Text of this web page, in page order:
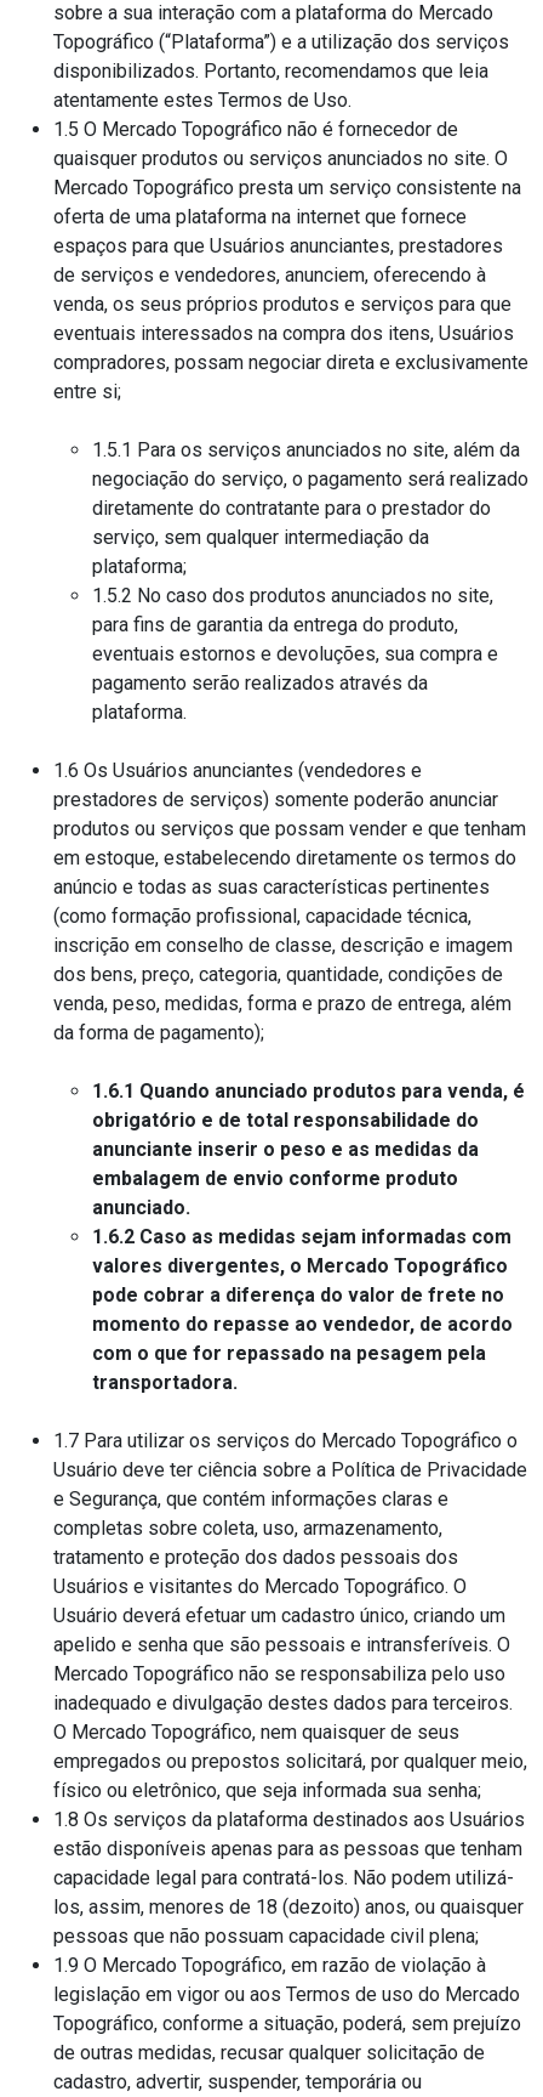
sobre a sua interação com a plataforma do Mercado
Topográfico (“Plataforma”) e a utilização dos serviços
disponibilizados. Portanto, recomendamos que leia
atentamente estes Termos de Uso.
1.5 O Mercado Topográfico não é fornecedor de
quaisquer produtos ou serviços anunciados no site. O
Mercado Topográfico presta um serviço consistente na
oferta de uma plataforma na internet que fornece
espaços para que Usuários anunciantes, prestadores
de serviços e vendedores, anunciem, oferecendo à
venda, os seus próprios produtos e serviços para que
eventuais interessados na compra dos itens, Usuários
compradores, possam negociar direta e exclusivamente
entre si;
1.5.1 Para os serviços anunciados no site, além da
negociação do serviço, o pagamento será realizado
diretamente do contratante para o prestador do
serviço, sem qualquer intermediação da
plataforma;
1.5.2 No caso dos produtos anunciados no site,
para fins de garantia da entrega do produto,
eventuais estornos e devoluções, sua compra e
pagamento serão realizados através da
plataforma.
1.6 Os Usuários anunciantes (vendedores e
prestadores de serviços) somente poderão anunciar
produtos ou serviços que possam vender e que tenham
em estoque, estabelecendo diretamente os termos do
anúncio e todas as suas características pertinentes
(como formação profissional, capacidade técnica,
inscrição em conselho de classe, descrição e imagem
dos bens, preço, categoria, quantidade, condições de
venda, peso, medidas, forma e prazo de entrega, além
da forma de pagamento);
1.6.1 Quando anunciado produtos para venda, é
obrigatório e de total responsabilidade do
anunciante inserir o peso e as medidas da
embalagem de envio conforme produto
anunciado.
1.6.2 Caso as medidas sejam informadas com
valores divergentes, o Mercado Topográfico
pode cobrar a diferença do valor de frete no
momento do repasse ao vendedor, de acordo
com o que for repassado na pesagem pela
transportadora.
1.7 Para utilizar os serviços do Mercado Topográfico o
Usuário deve ter ciência sobre a Política de Privacidade
e Segurança, que contém informações claras e
completas sobre coleta, uso, armazenamento,
tratamento e proteção dos dados pessoais dos
Usuários e visitantes do Mercado Topográfico. O
Usuário deverá efetuar um cadastro único, criando um
apelido e senha que são pessoais e intransferíveis. O
Mercado Topográfico não se responsabiliza pelo uso
inadequado e divulgação destes dados para terceiros.
O Mercado Topográfico, nem quaisquer de seus
empregados ou prepostos solicitará, por qualquer meio,
físico ou eletrônico, que seja informada sua senha;
1.8 Os serviços da plataforma destinados aos Usuários
estão disponíveis apenas para as pessoas que tenham
capacidade legal para contratá-los. Não podem utilizá-
los, assim, menores de 18 (dezoito) anos, ou quaisquer
pessoas que não possuam capacidade civil plena;
1.9 O Mercado Topográfico, em razão de violação à
legislação em vigor ou aos Termos de uso do Mercado
Topográfico, conforme a situação, poderá, sem prejuízo
de outras medidas, recusar qualquer solicitação de
cadastro, advertir, suspender, temporária ou